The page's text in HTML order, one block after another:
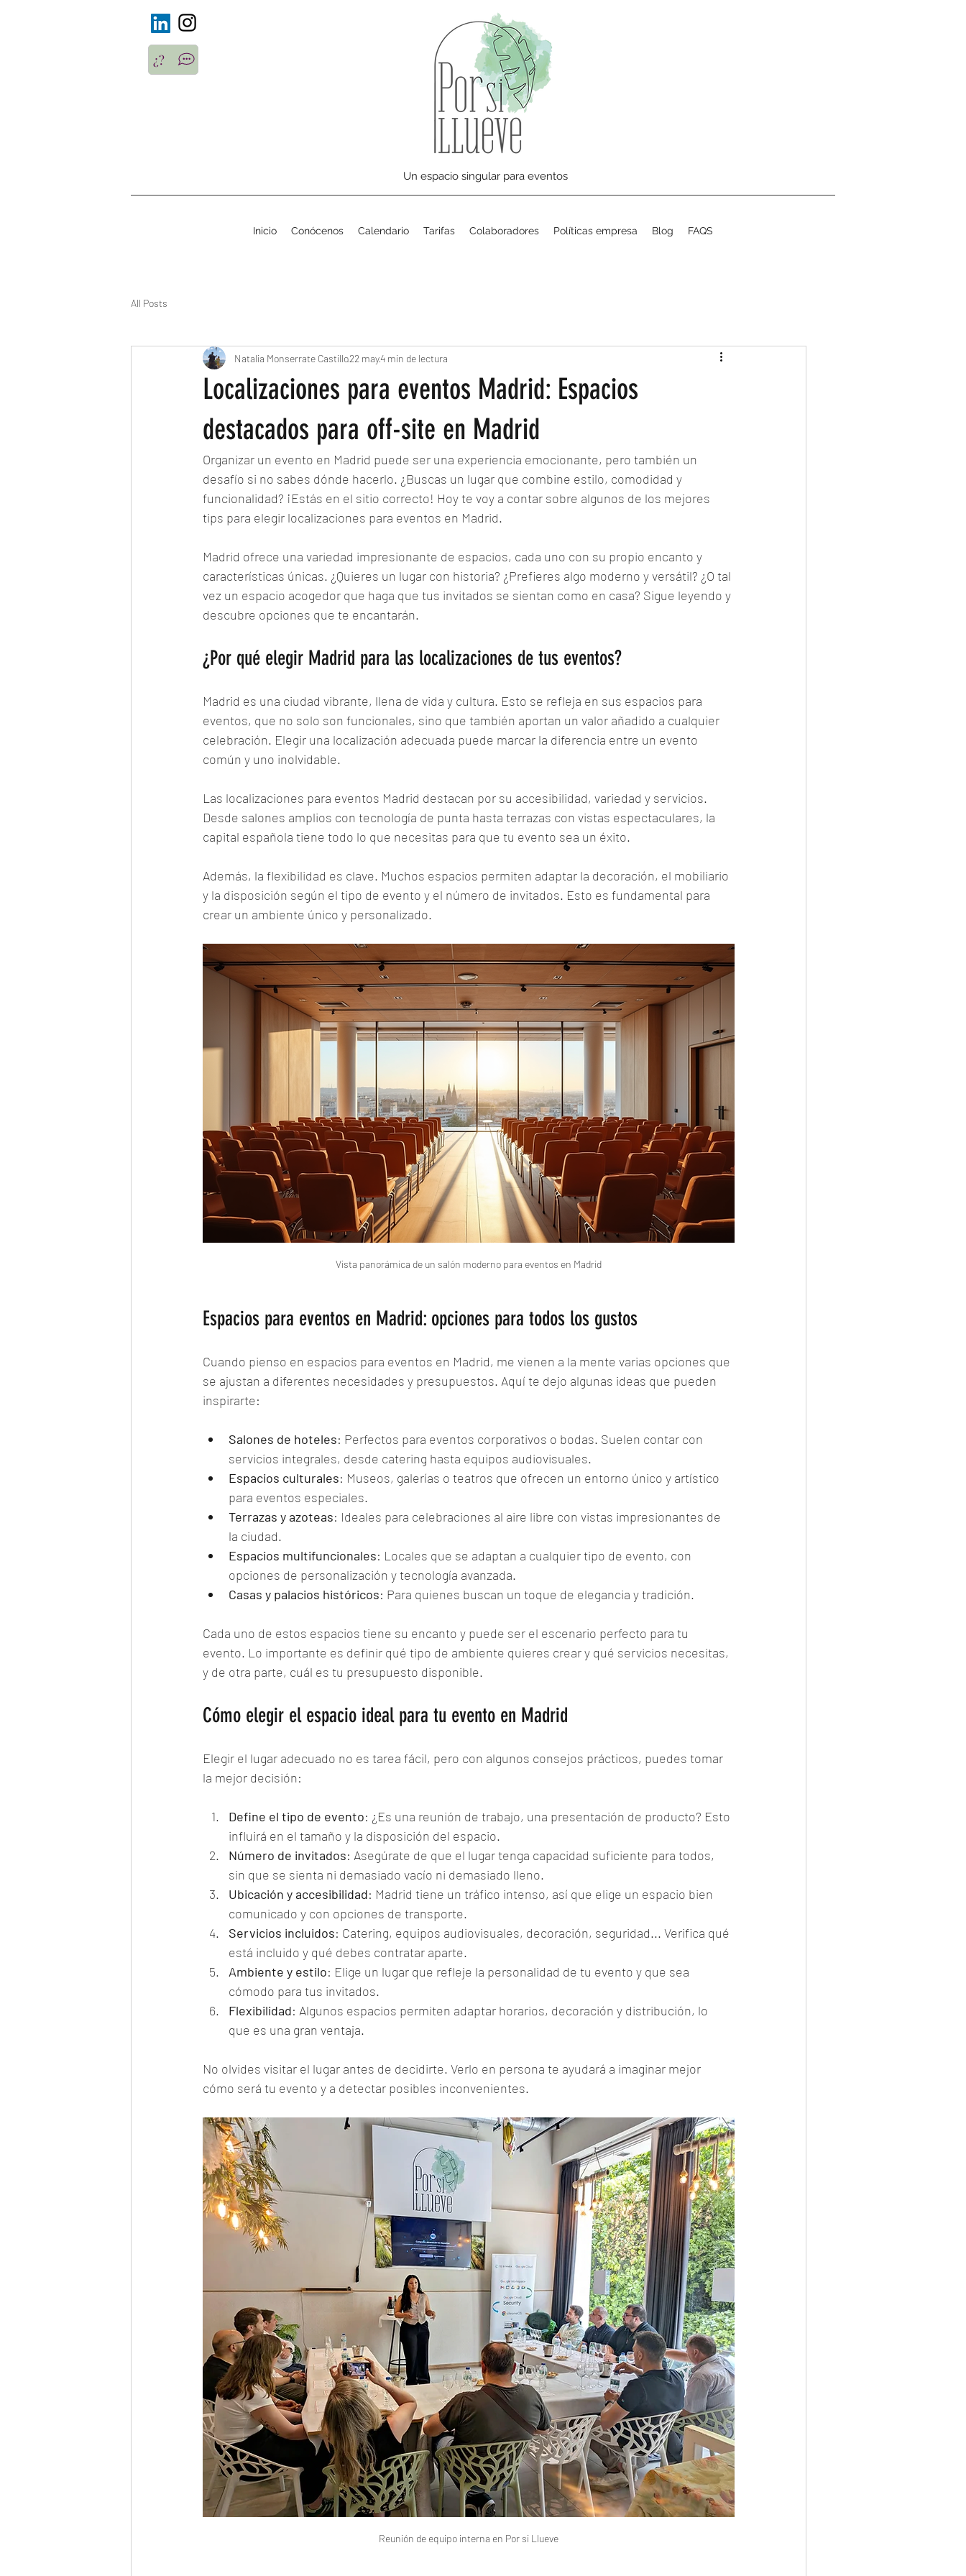
¿?
Un espacio singular para eventos
Inicio Conócenos Calendario Tarifas Colaboradores Políticas empresa Blog FAQS
All Posts
Localizaciones para eventos Madrid: Espacios
destacados para off-site en Madrid
Natalia Monserrate Castillo22 may4 min de lectura
Organizar un evento en Madrid puede ser una experiencia emocionante, pero también un
desafío si no sabes dónde hacerlo. ¿Buscas un lugar que combine estilo, comodidad y
funcionalidad? ¡Estás en el sitio correcto! Hoy te voy a contar sobre algunos de los mejores
tips para elegir localizaciones para eventos en Madrid.
Madrid ofrece una variedad impresionante de espacios, cada uno con su propio encanto y
características únicas. ¿Quieres un lugar con historia? ¿Prefieres algo moderno y versátil? ¿O tal
vez un espacio acogedor que haga que tus invitados se sientan como en casa? Sigue leyendo y
descubre opciones que te encantarán.
¿Por qué elegir Madrid para las localizaciones de tus eventos?
Madrid es una ciudad vibrante, llena de vida y cultura. Esto se refleja en sus espacios para
eventos, que no solo son funcionales, sino que también aportan un valor añadido a cualquier
celebración. Elegir una localización adecuada puede marcar la diferencia entre un evento
común y uno inolvidable.
Las localizaciones para eventos Madrid destacan por su accesibilidad, variedad y servicios.
Desde salones amplios con tecnología de punta hasta terrazas con vistas espectaculares, la
capital española tiene todo lo que necesitas para que tu evento sea un éxito.
Además, la flexibilidad es clave. Muchos espacios permiten adaptar la decoración, el mobiliario
y la disposición según el tipo de evento y el número de invitados. Esto es fundamental para
crear un ambiente único y personalizado.
Vista panorámica de un salón moderno para eventos en Madrid
Espacios para eventos en Madrid: opciones para todos los gustos
Cuando pienso en espacios para eventos en Madrid, me vienen a la mente varias opciones que
se ajustan a diferentes necesidades y presupuestos. Aquí te dejo algunas ideas que pueden
inspirarte:
Salones de hoteles: Perfectos para eventos corporativos o bodas. Suelen contar con
servicios integrales, desde catering hasta equipos audiovisuales.
Espacios culturales: Museos, galerías o teatros que ofrecen un entorno único y artístico
para eventos especiales.
Terrazas y azoteas: Ideales para celebraciones al aire libre con vistas impresionantes de
la ciudad.
Espacios multifuncionales: Locales que se adaptan a cualquier tipo de evento, con
opciones de personalización y tecnología avanzada.
Casas y palacios históricos: Para quienes buscan un toque de elegancia y tradición.
Cada uno de estos espacios tiene su encanto y puede ser el escenario perfecto para tu
evento. Lo importante es definir qué tipo de ambiente quieres crear y qué servicios necesitas,
y de otra parte, cuál es tu presupuesto disponible.
Cómo elegir el espacio ideal para tu evento en Madrid
Elegir el lugar adecuado no es tarea fácil, pero con algunos consejos prácticos, puedes tomar
la mejor decisión:
Define el tipo de evento: ¿Es una reunión de trabajo, una presentación de producto? Esto
influirá en el tamaño y la disposición del espacio.
Número de invitados: Asegúrate de que el lugar tenga capacidad suficiente para todos,
sin que se sienta ni demasiado vacío ni demasiado lleno.
Ubicación y accesibilidad: Madrid tiene un tráfico intenso, así que elige un espacio bien
comunicado y con opciones de transporte.
Servicios incluidos: Catering, equipos audiovisuales, decoración, seguridad... Verifica qué
está incluido y qué debes contratar aparte.
Ambiente y estilo: Elige un lugar que refleje la personalidad de tu evento y que sea
cómodo para tus invitados.
Flexibilidad: Algunos espacios permiten adaptar horarios, decoración y distribución, lo
que es una gran ventaja.
No olvides visitar el lugar antes de decidirte. Verlo en persona te ayudará a imaginar mejor
cómo será tu evento y a detectar posibles inconvenientes.
Reunión de equipo interna en Por si Llueve